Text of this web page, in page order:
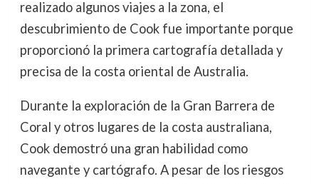
realizado algunos viajes a la zona, el
descubrimiento de Cook fue importante porque
proporcionó la primera cartografía detallada y
precisa de la costa oriental de Australia.
Durante la exploración de la Gran Barrera de
Coral y otros lugares de la costa australiana,
Cook demostró una gran habilidad como
navegante y cartógrafo. A pesar de los riesgos